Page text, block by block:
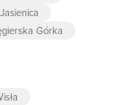
Górka